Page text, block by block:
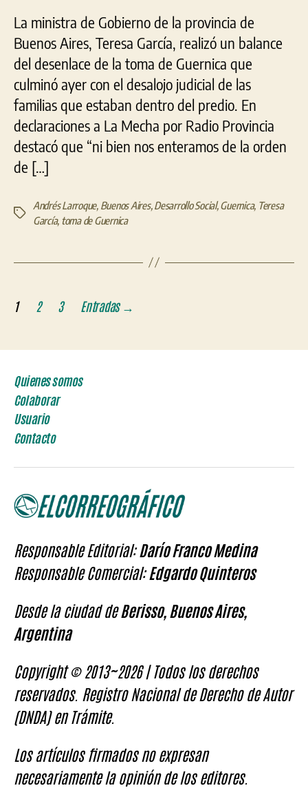
La ministra de Gobierno de la provincia de
Buenos Aires, Teresa García, realizó un balance
del desenlace de la toma de Guernica que
culminó ayer con el desalojo judicial de las
familias que estaban dentro del predio. En
declaraciones a La Mecha por Radio Provincia
destacó que “ni bien nos enteramos de la orden
de […]
Etiquetas
Andrés Larroque, Buenos Aires, Desarrollo Social,Guernica, Teresa
García, toma de Guernica
Paginación
de
entradas
1 2 3 Entradas →
Quienes somos
Colaborar
Usuario
Contacto
Responsable Editorial:Darío Franco Medina
Responsable Comercial:Edgardo Quinteros
Desde la ciudad deBerisso, Buenos Aires,
Argentina
Copyright © 2013~2026 | Todos los derechos
reservados. Registro Nacional de Derecho de Autor
(DNDA) en Trámite.
Los artículos firmados no expresan
necesariamente la opinión de los editores.